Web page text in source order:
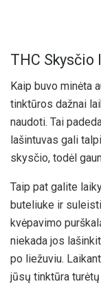
THC Skysčio
Kaip buvo minėta
tinktūros dažnai
naudoti. Tai
lašintuvas gali
skysčio, todėl
Taip pat galite
buteliuke ir
kvėpavimo
niekada jos
po liežuviu.
jūsų tinktūra